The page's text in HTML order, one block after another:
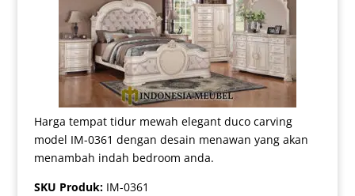
Harga tempat tidur mewah elegant duco carving
model IM-0361 dengan desain menawan yang akan
menambah indah bedroom anda.
SKU Produk: IM-0361